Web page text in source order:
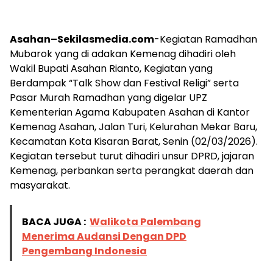
Asahan–Sekilasmedia.com-Kegiatan Ramadhan
Mubarok yang di adakan Kemenag dihadiri oleh
Wakil Bupati Asahan Rianto, Kegiatan yang
Berdampak “Talk Show dan Festival Religi” serta
Pasar Murah Ramadhan yang digelar UPZ
Kementerian Agama Kabupaten Asahan di Kantor
Kemenag Asahan, Jalan Turi, Kelurahan Mekar Baru,
Kecamatan Kota Kisaran Barat, Senin (02/03/2026).
Kegiatan tersebut turut dihadiri unsur DPRD, jajaran
Kemenag, perbankan serta perangkat daerah dan
masyarakat.
BACA JUGA : Walikota Palembang
Menerima Audansi Dengan DPD
Pengembang Indonesia